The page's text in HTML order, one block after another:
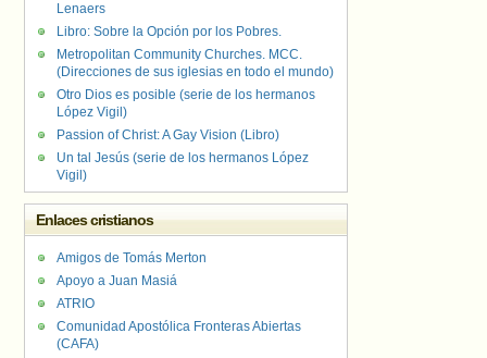
Lenaers
Libro: Sobre la Opción por los Pobres.
Metropolitan Community Churches. MCC.
(Direcciones de sus iglesias en todo el mundo)
Otro Dios es posible (serie de los hermanos
López Vigil)
Passion of Christ: A Gay Vision (Libro)
Un tal Jesús (serie de los hermanos López
Vigil)
Enlaces cristianos
Amigos de Tomás Merton
Apoyo a Juan Masiá
ATRIO
Comunidad Apostólica Fronteras Abiertas
(CAFA)